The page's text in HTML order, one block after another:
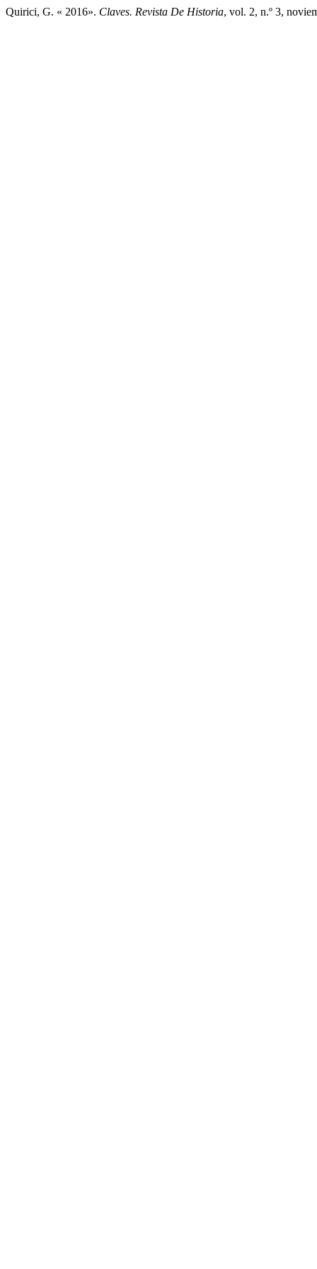
Quirici, G. « 2016». Claves. Revista De Historia, vol. 2, n.º 3,